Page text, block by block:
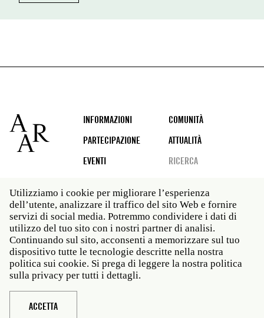
Footer
INFORMAZIONI
COMUNITÀ
PARTECIPAZIONE
ATTUALITÀ
EVENTI
RICERCA
Social
media
Roma: Via Angelo Masina 5 00153 Roma ITALIA · t 39
06 58461 · f 39 06 5810788
New York: 535 West 22nd Street Third Floor New York
NY 10011 · t 212 751 7200 · f 212 751 7220
Legal
Politica sulla privacy
Utilizziamo i cookie per migliorare l’esperienza
dell’utente, analizzare il traffico del sito Web e fornire
servizi di social media. Potremmo condividere i dati di
utilizzo del tuo sito con i nostri partner di analisi.
Continuando sul sito, acconsenti a memorizzare sul tuo
dispositivo tutte le tecnologie descritte nella nostra
politica sui cookie. Si prega di leggere la nostra politica
sulla privacy per tutti i dettagli.
ACCETTA